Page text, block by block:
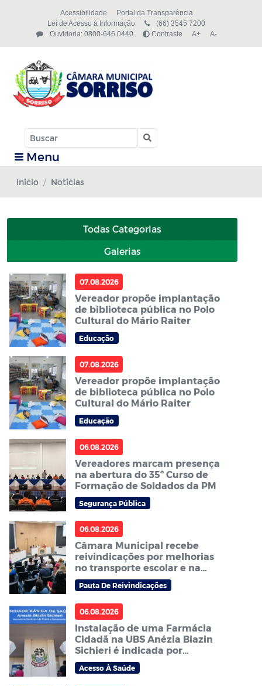
Acessibilidade
Portal da Transparência
Lei de Acesso à Informação
(66) 3545 7200
Ouvidoria: 0800-646 0440
Contraste A+ A-
Menu
Início Notícias
Todas Categorias
Galerias
07.08.2026
Vereador propõe implantação
de biblioteca pública no Polo
Cultural do Mário Raiter
Educação
07.08.2026
Vereador propõe implantação
de biblioteca pública no Polo
Cultural do Mário Raiter
Educação
06.08.2026
Vereadores marcam presença
na abertura do 35ª Curso de
Formação de Soldados da PM
Segurança Pública
06.08.2026
Câmara Municipal recebe
reivindicações por melhorias
no transporte escolar e na
carga horária dos ACS e ACE
Pauta De Reivindicações
06.08.2026
Instalação de uma Farmácia
Cidadã na UBS Anézia Biazin
Sichieri é indicada por
vereador
Acesso À Saúde